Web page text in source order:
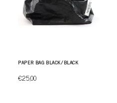
PAPER BAG BLACK/BLACK
€25,00